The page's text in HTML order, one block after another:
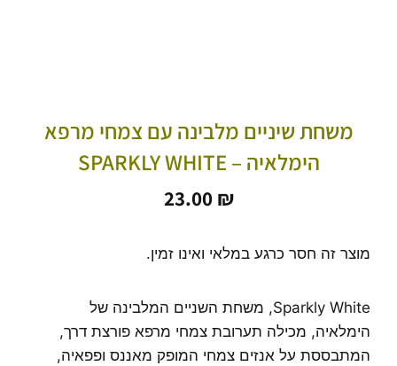
משחת שיניים מלבינה עם צמחי מרפא
הימלאיה – SPARKLY WHITE
23.00 ₪
מוצר זה חסר כרגע במלאי ואינו זמין.
Sparkly White, משחת השניים המלבינה של
הימלאיה, מכילה תערובת צמחי מרפא פורצת דרך,
המתבססת על אנזים צמחי המופק מאננס ופפאיה,